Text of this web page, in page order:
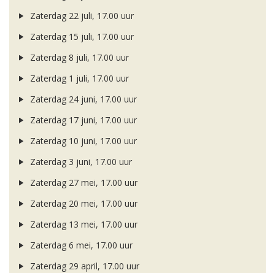
Zaterdag 22 juli, 17.00 uur
Zaterdag 15 juli, 17.00 uur
Zaterdag 8 juli, 17.00 uur
Zaterdag 1 juli, 17.00 uur
Zaterdag 24 juni, 17.00 uur
Zaterdag 17 juni, 17.00 uur
Zaterdag 10 juni, 17.00 uur
Zaterdag 3 juni, 17.00 uur
Zaterdag 27 mei, 17.00 uur
Zaterdag 20 mei, 17.00 uur
Zaterdag 13 mei, 17.00 uur
Zaterdag 6 mei, 17.00 uur
Zaterdag 29 april, 17.00 uur